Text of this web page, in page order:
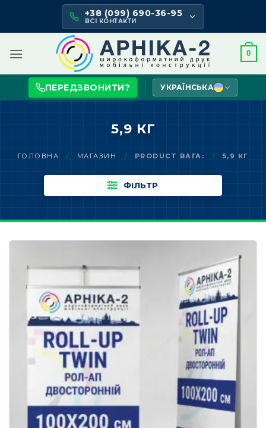
content
+38 (099) 690-36-95
ВСІ КОНТАКТИ
0
ПЕРЕДЗВОНИТИ? УКРАЇНСЬКА
5,9 КГ
ГОЛОВНА / МАГАЗИН / PRODUCT ВАГА: / 5,9 КГ
ФІЛЬТР